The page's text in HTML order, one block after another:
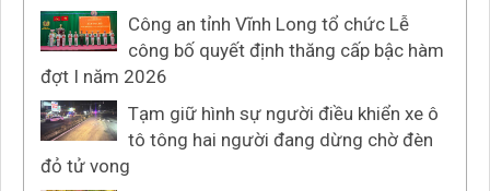
Công an tỉnh Vĩnh Long tổ chức Lễ
công bố quyết định thăng cấp bậc hàm
đợt I năm 2026
Tạm giữ hình sự người điều khiển xe ô
tô tông hai người đang dừng chờ đèn
đỏ tử vong